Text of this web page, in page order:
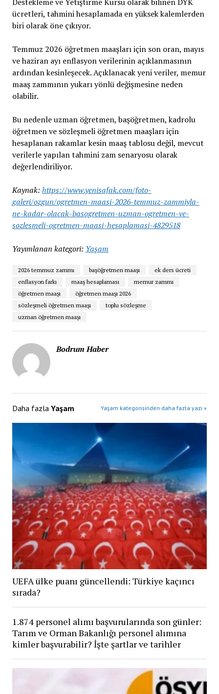
ücretleri, tahmini hesaplamada en yüksek kalemlerden
biri olarak öne çıkıyor.
Temmuz 2026 öğretmen maaşları için son oran, mayıs
ve haziran ayı enflasyon verilerinin açıklanmasının
ardından kesinleşecek. Açıklanacak yeni veriler, memur
maaş zammının yukarı yönlü değişmesine neden
olabilir.
Bu nedenle uzman öğretmen, başöğretmen, kadrolu
öğretmen ve sözleşmeli öğretmen maaşları için
hesaplanan rakamlar kesin maaş tablosu değil, mevcut
verilerle yapılan tahmini zam senaryosu olarak
değerlendiriliyor.
Kaynak: https://www.yenisafak.com/foto-
galeri/ozgun/ogretmen-maasi-2026-temmuz-zammiyla-
ne-kadar-olacak-basogretmen-uzman-ogretmen-ve-
sozlesmeli-ogretmen-maasi-hesaplamasi-4829518
Yayımlanan kategori: Yaşam
2026 temmuz zammı başöğretmen maaşı
ek ders ücreti
enflasyon farkı
maaş hesaplaması
memur zammı
öğretmen maaşı
öğretmen maaşı 2026
sözleşmeli öğretmen maaşı
toplu sözleşme
uzman öğretmen maaşı
Bodrum Haber
Daha fazla Yaşam Yaşam kategorisinden daha fazla yazı »
UEFA ülke puanı güncellendi: Türkiye kaçıncı
sırada?
1.874 personel alımı başvurularında son günler:
Tarım ve Orman Bakanlığı personel alımına
kimler başvurabilir? İşte şartlar ve tarihler